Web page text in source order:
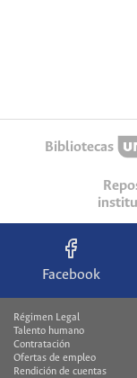
Bibliotecas
Facebook
Régimen Legal
Talento humano
Contratación
Ofertas de empleo
Rendición de cuentas